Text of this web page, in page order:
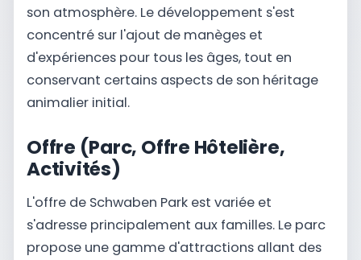
son atmosphère. Le développement s'est
concentré sur l'ajout de manèges et
d'expériences pour tous les âges, tout en
conservant certains aspects de son héritage
animalier initial.
Offre (Parc, Offre Hôtelière,
Activités)
L'offre de Schwaben Park est variée et
s'adresse principalement aux familles. Le parc
propose une gamme d'attractions allant des